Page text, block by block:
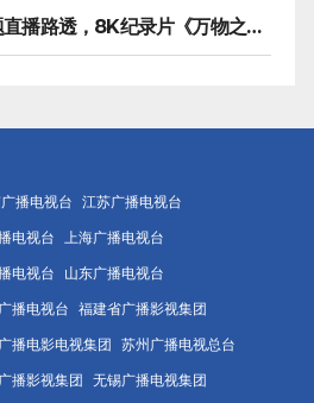
“森林日，万物生”主题直播路透，8K纪录片《万物之生》今晚播出
播电视台 江苏广播电视台
电视台 上海广播电视台
电视台 山东广播电视台
播电视台 福建省广播影视集团
播电影电视集团 苏州广播电视总台
播影视集团 无锡广播电视集团